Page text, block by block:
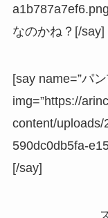
なのかね？[/say]
[say name=”パン
img=”https://
content/
590dc0db5fa-
[/say]